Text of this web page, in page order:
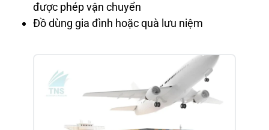
được phép vận chuyển
Đồ dùng gia đình hoặc quà lưu niệm